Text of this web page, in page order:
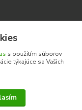
s.r.o. • IBAN:
s použitím súborov
týkajúce sa Vašich